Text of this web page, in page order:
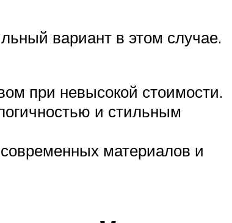
вариант в этом случае.
при невысокой стоимости.
и стильным
материалов и